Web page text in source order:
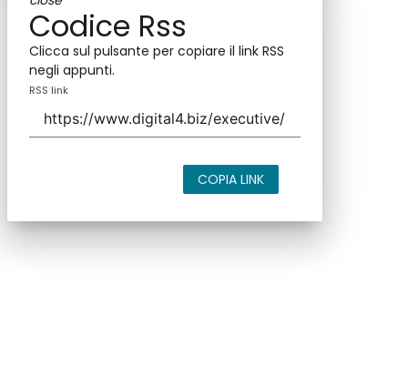
Codice Rss
Clicca sul pulsante per copiare il link RSS
negli appunti.
RSS link
COPIA LINK